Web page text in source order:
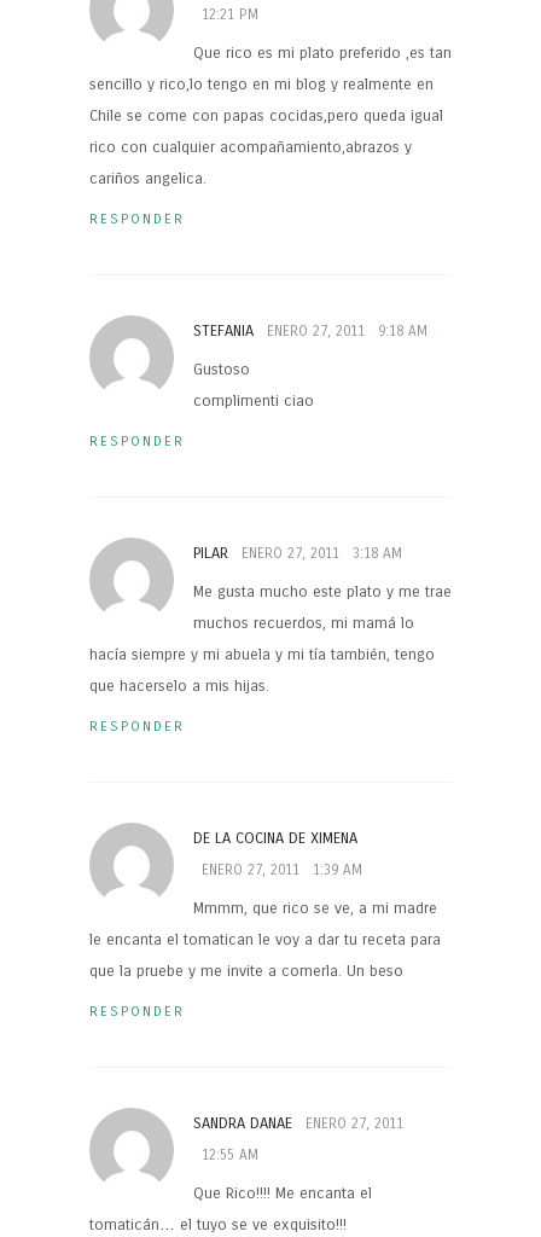
12:21 PM
Que rico es mi plato preferido ,es tan
sencillo y rico,lo tengo en mi blog y realmente en
Chile se come con papas cocidas,pero queda igual
rico con cualquier acompañamiento,abrazos y
cariños angelica.
RESPONDER
STEFANIA ENERO 27, 2011 9:18 AM
Gustoso
complimenti ciao
RESPONDER
PILAR ENERO 27, 2011 3:18 AM
Me gusta mucho este plato y me trae
muchos recuerdos, mi mamá lo
hacía siempre y mi abuela y mi tía también, tengo
que hacerselo a mis hijas.
RESPONDER
DE LA COCINA DE XIMENA
ENERO 27, 2011 1:39 AM
Mmmm, que rico se ve, a mi madre
le encanta el tomatican le voy a dar tu receta para
que la pruebe y me invite a comerla. Un beso
RESPONDER
SANDRA DANAE
ENERO 27, 2011
12:55 AM
Que Rico!!!! Me encanta el
tomaticán… el tuyo se ve exquisito!!!